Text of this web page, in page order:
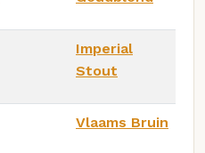
Imperial
Stout
Vlaams Bruin